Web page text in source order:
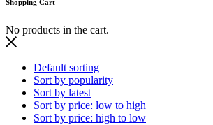
Shopping Cart
No products in the cart.
Default sorting
Sort by popularity
Sort by latest
Sort by price: low to high
Sort by price: high to low